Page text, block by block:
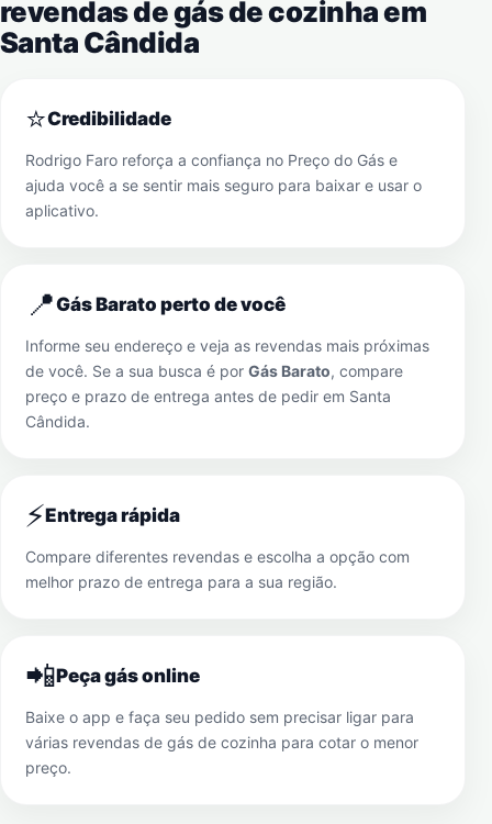
revendas de gás de cozinha em
Santa Cândida
⭐Credibilidade
Rodrigo Faro reforça a confiança no Preço do Gás e
ajuda você a se sentir mais seguro para baixar e usar o
aplicativo.
📍Gás Barato perto de você
Informe seu endereço e veja as revendas mais próximas
de você. Se a sua busca é por Gás Barato, compare
preço e prazo de entrega antes de pedir em Santa
Cândida.
⚡Entrega rápida
Compare diferentes revendas e escolha a opção com
melhor prazo de entrega para a sua região.
📲Peça gás online
Baixe o app e faça seu pedido sem precisar ligar para
várias revendas de gás de cozinha para cotar o menor
preço.